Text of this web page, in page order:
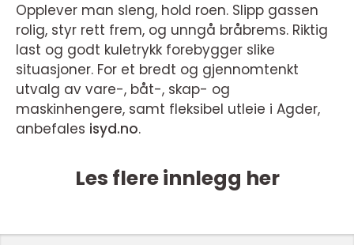
Opplever man sleng, hold roen. Slipp gassen
rolig, styr rett frem, og unngå bråbrems. Riktig
last og godt kuletrykk forebygger slike
situasjoner. For et bredt og gjennomtenkt
utvalg av vare-, båt-, skap- og
maskinhengere, samt fleksibel utleie i Agder,
anbefales isyd.no.
Les flere innlegg her